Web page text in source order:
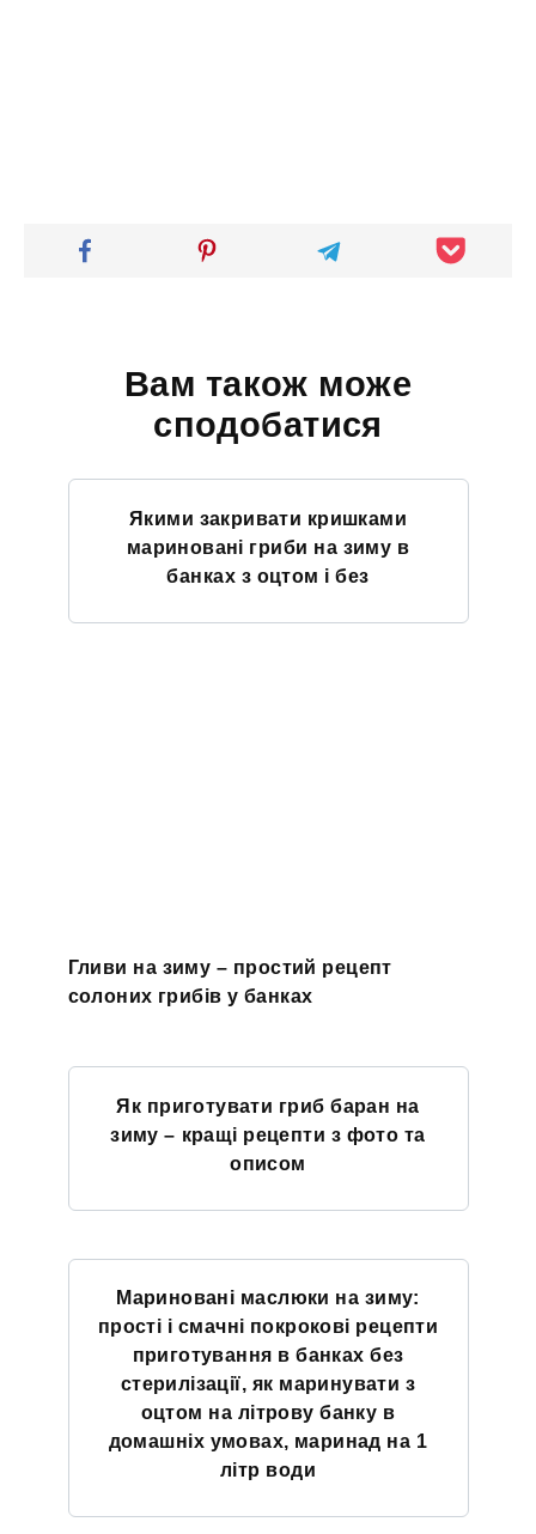
Вам також може
сподобатися
Якими закривати кришками
мариновані гриби на зиму в
банках з оцтом і без
Гливи на зиму – простий рецепт
солоних грибів у банках
Як приготувати гриб баран на
зиму – кращі рецепти з фото та
описом
Мариновані маслюки на зиму:
прості і смачні покрокові рецепти
приготування в банках без
стерилізації, як маринувати з
оцтом на літрову банку в
домашніх умовах, маринад на 1
літр води